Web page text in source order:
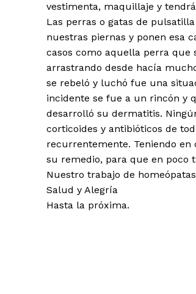
vestimenta, maquillaje y
Las perras o gatas de
nuestras piernas y ponen esa
casos como aquella perra
arrastrando desde hacía
se rebeló y luchó fue una
incidente se fue a un rincón y
desarrolló su dermatitis.
corticoides y antibióticos de
recurrentemente. Teniendo
su remedio, para que en poco
Nuestro trabajo de
Salud y Alegría
Hasta la próxima.